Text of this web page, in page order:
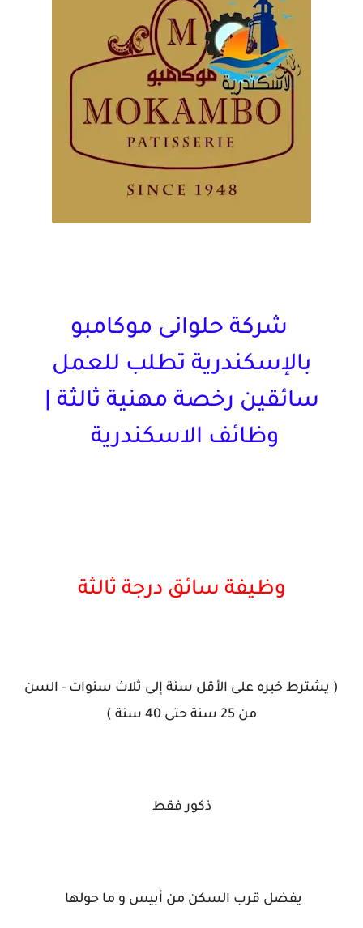
شركة حلوانى موكامبو
بالإسكندرية تطلب للعمل
سائقين رخصة مهنية ثالثة |
وظائف الاسكندرية
وظيفة سائق درجة ثالثة
( يشترط خبره على الأقل سنة إلى ثلاث سنوات - السن
من 25 سنة حتى 40 سنة )
ذكور فقط
يفضل قرب السكن من أبيس و ما حولها